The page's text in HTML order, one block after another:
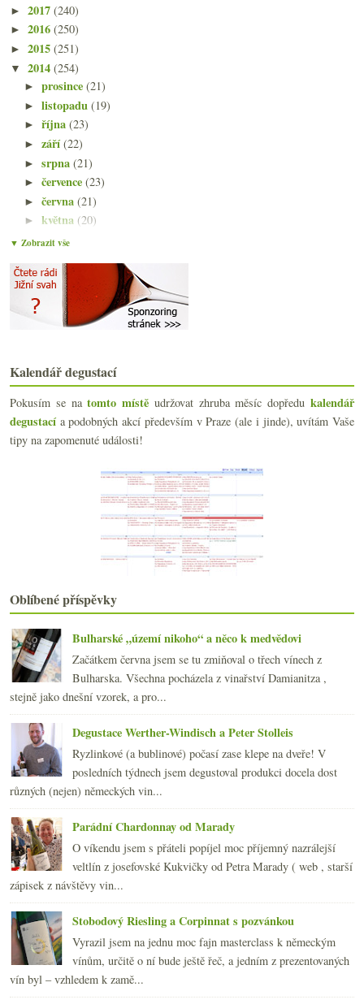
► 2017 (240)
► 2016 (250)
► 2015 (251)
▼ 2014 (254)
►prosince(21)
►listopadu(19)
►října(23)
►září(22)
►srpna(21)
►července(23)
►června(21)
►května (20)
►dubna
Dvakrát Spěvák v restauraci Kiin
Pendolvíno
Anglické víno na vzestupu
Sylvány, pinoty, bezva muškát a medaile
Starší tramín, chlastací ryzlink a fajn Bordeaux
Frankovky domácí i zemí okolních
Inspirace pro španělské restaurace
Pár testovacích otázek
Euston Tap, Bree Louise, BrewDog…
Postarší burgunda a mladistvý slaďák
Nová sklenička, fajn Beaujolais, šťavnatý ryzlink
Marqués de Riscal úplně Na Konci
Oslava jara kalným proseccem
Meursault k nepoužití, mizící tyče, supermarketový...
Dvakrát vyzrálý Malbec z Cahors
Sherry málem ve vesmíru, obludný lis a nedostupná ...
Trochu nezvyklý košer ryzlink z Čech
Jehla korkem a hi-tech „proměna vody ve víno“
Chutná kyselá pekelná díra
Australský shiraz, 3x bio Languedoc, jedno Bordeau...
►února
►ledna (22)
► 2013 (249)
2012
2011 (252)
►2010(249)
►2009(249)
►2008(270)
►2007(108)
▼ Zobrazit vše
Kalendář degustací
Pokusím se natomto místě udržovat zhruba měsíc dopředukalendář
degustacía podobných akcí především v Praze (ale i jinde), uvítám Vaše
tipy na zapomenuté události!
Oblíbené příspěvky
Bulharské „území nikoho“ a něco k medvědovi
Začátkem června jsem se tu zmiňoval o třech vínech z
Bulharska. Všechna pocházela z vinařství Damianitza ,
stejně jako dnešní vzorek, a pro...
Degustace Werther-Windisch a Peter Stolleis
Ryzlinkové (a bublinové) počasí zase klepe na dveře! V
posledních týdnech jsem degustoval produkci docela dost
různých (nejen) německých vin...
Parádní Chardonnay od Marady
O víkendu jsem s přáteli popíjel moc příjemný nazrálejší
veltlín z josefovské Kukvičky od Petra Marady ( web , starší
zápisek z návštěvy vin...
Stobodový Riesling a Corpinnat s pozvánkou
Vyrazil jsem na jednu moc fajn masterclass k německým
vínům, určitě o ní bude ještě řeč, a jedním z prezentovaných
vín byl – vzhledem k zamě...